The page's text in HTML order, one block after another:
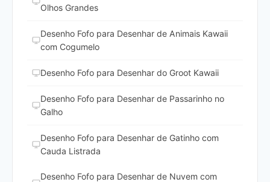
Olhos Grandes
Desenho Fofo para Desenhar de Animais Kawaii
com Cogumelo
Desenho Fofo para Desenhar do Groot Kawaii
Desenho Fofo para Desenhar de Passarinho no
Galho
Desenho Fofo para Desenhar de Gatinho com
Cauda Listrada
Desenho Fofo para Desenhar de Nuvem com